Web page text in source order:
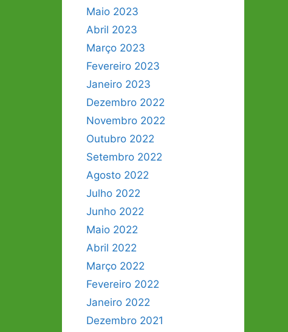
Maio 2023
Abril 2023
Março 2023
Fevereiro 2023
Janeiro 2023
Dezembro 2022
Novembro 2022
Outubro 2022
Setembro 2022
Agosto 2022
Julho 2022
Junho 2022
Maio 2022
Abril 2022
Março 2022
Fevereiro 2022
Janeiro 2022
Dezembro 2021